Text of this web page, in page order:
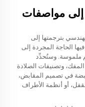
إلى مواصفات
بترجمتها إلى
الحاجة المجردة إلى
ملموسة. وستُحدِّد
وتصنيفات الصلادة
في تصميم المقابض،
أو أنظمة الأطراف